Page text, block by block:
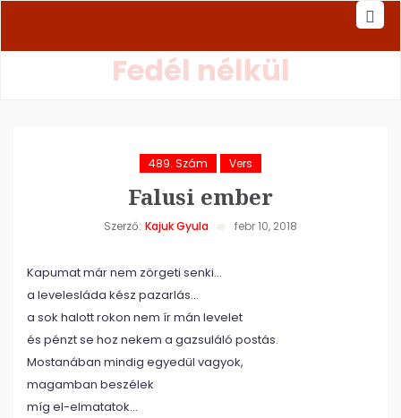
Fedél nélkül
489. Szám Vers
Falusi ember
Szerző: Kajuk Gyula febr 10, 2018
Kapumat már nem zörgeti senki…
a levelesláda kész pazarlás…
a sok halott rokon nem ír mán levelet
és pénzt se hoz nekem a gazsuláló postás.
Mostanában mindig egyedül vagyok,
magamban beszélek
míg el-elmatatok…